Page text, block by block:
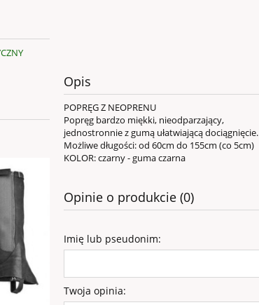
Opis
POPRĘG Z NEOPRENU
Popręg bardzo miękki, nieodparzający,
jednostronnie z gumą ułatwiającą dociągnięcie.
Możliwe długości: od 60cm do 155cm (co 5cm)
KOLOR: czarny - guma czarna
Opinie o produkcie (0)
Imię lub pseudonim:
Twoja opinia: